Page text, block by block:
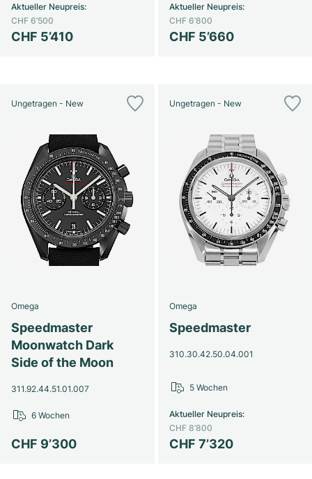
CHF 5’410
Aktueller Neupreis:
CHF 6’500
CHF 5’660
Aktueller Neupreis:
CHF 6’800
Ungetragen - New
Omega
Speedmaster
Moonwatch Dark
Side of the Moon
311.92.44.51.01.007
CHF 9’300
6 Wochen
Ungetragen - New
Omega
Speedmaster
310.30.42.50.04.001
CHF 7’320
Aktueller Neupreis:
CHF 8’800
5 Wochen